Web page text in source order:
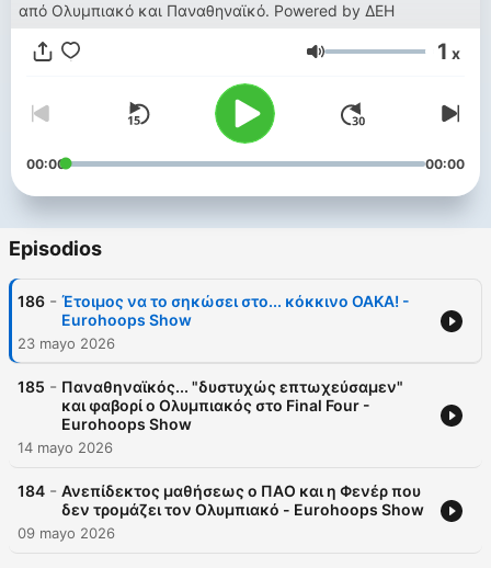
από Ολυμπιακό και Παναθηναϊκό. Powered by ΔΕΗ
Volumen 1 x
00:00 00:00
Episodios
186 - Έτοιμος να το σηκώσει στο... κόκκινο ΟΑΚΑ! -
Eurohoops Show
23 mayo 2026
185 - Παναθηναϊκός... "δυστυχώς επτωχεύσαμεν"
και φαβορί ο Ολυμπιακός στο Final Four -
Eurohoops Show
14 mayo 2026
184 - Ανεπίδεκτος μαθήσεως ο ΠΑΟ και η Φενέρ που
δεν τρομάζει τον Ολυμπιακό - Eurohoops Show
09 mayo 2026